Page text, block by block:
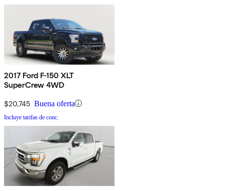
2017 Ford F-150 XLT
SuperCrew 4WD
$20,745 Buena oferta
Incluye tarifas de conc.